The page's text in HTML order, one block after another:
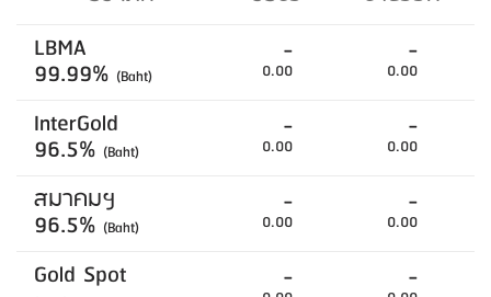
LBMA
99.99% (Baht)
-
0.00
-
0.00
InterGold
96.5% (Baht)
-
0.00
-
0.00
สมาคมฯ
96.5% (Baht)
-
0.00
-
0.00
Gold Spot - -